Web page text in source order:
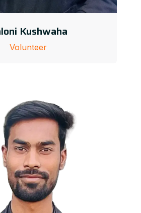
Kushwaha
Volunteer